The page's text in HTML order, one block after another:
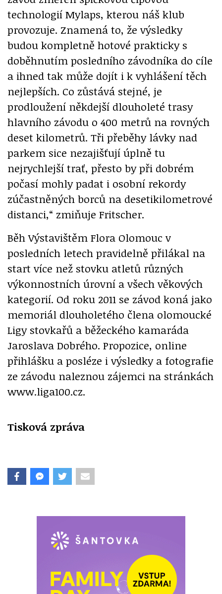
technologií Mylaps, kterou náš klub
provozuje. Znamená to, že výsledky
budou kompletně hotové prakticky s
doběhnutím posledního závodníka do cíle
a ihned tak může dojít i k vyhlášení těch
nejlepších. Co zůstává stejné, je
prodloužení někdejší dlouholeté trasy
hlavního závodu o 400 metrů na rovných
deset kilometrů. Tři přeběhy lávky nad
parkem sice nezajišťují úplně tu
nejrychlejší trať, přesto by při dobrém
počasí mohly padat i osobní rekordy
zúčastněných borců na desetikilometrové
distanci,“ zmiňuje Fritscher.
Běh Výstavištěm Flora Olomouc v
posledních letech pravidelně přilákal na
start více než stovku atletů různých
výkonnostních úrovní a všech věkových
kategorií. Od roku 2011 se závod koná jako
memoriál dlouholetého člena olomoucké
Ligy stovkařů a běžeckého kamaráda
Jaroslava Dobrého. Propozice, online
přihlášku a posléze i výsledky a fotografie
ze závodu naleznou zájemci na stránkách
www.liga100.cz.
Tisková zpráva